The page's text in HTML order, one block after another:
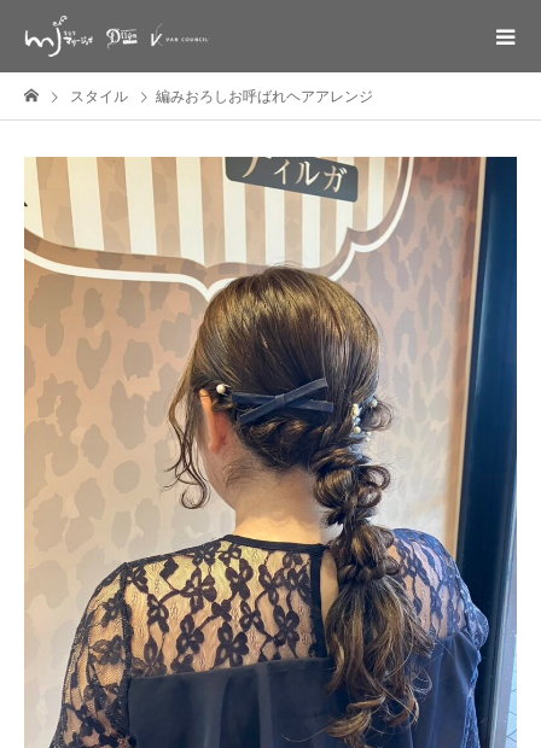
スタイル 編みおろしお呼ばれヘアアレンジ